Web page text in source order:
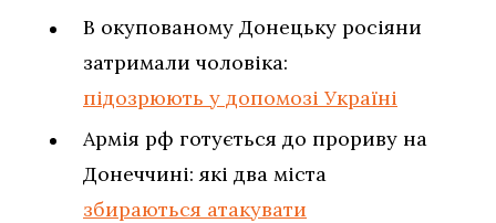
В окупованому Донецьку росіяни
затримали чоловіка:
підозрюють у допомозі Україні
Армія рф готується до прориву на
Донеччині: які два міста
збираються атакувати